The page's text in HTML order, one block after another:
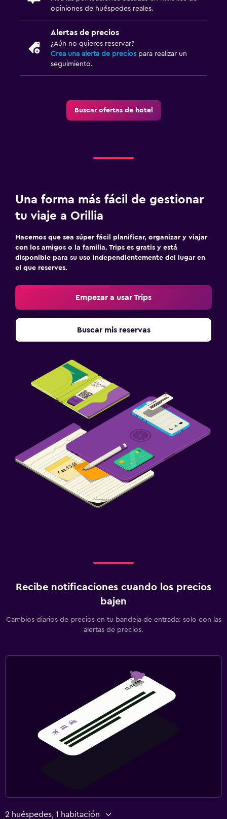
opiniones de huéspedes reales.
Alertas de precios
¿Aún no quieres reservar?
Crea una alerta de precios para realizar un
seguimiento.
Buscar ofertas de hotel
Una forma más fácil de gestionar
tu viaje a Orillia
Hacemos que sea súper fácil planificar, organizar y viajar
con los amigos o la familia. Trips es gratis y está
disponible para su uso independientemente del lugar en
el que reserves.
Empezar a usar Trips
Buscar mis reservas
Recibe notificaciones cuando los precios
bajen
Cambios diarios de precios en tu bandeja de entrada: solo con las
alertas de precios.
2 huéspedes, 1 habitación